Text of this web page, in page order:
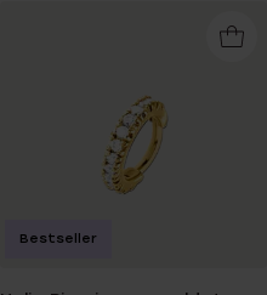
Bestseller